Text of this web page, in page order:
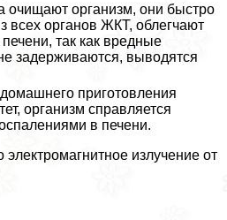
очищают организм, они быстро
всех органов ЖКТ, облегчают
так как вредные
задерживаются, выводятся
приготовления
организм справляется
в печени.
излучение от